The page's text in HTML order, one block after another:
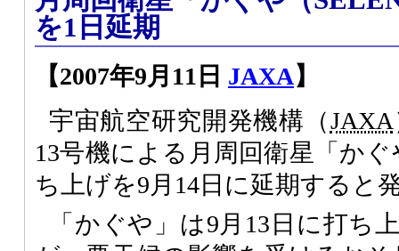
を1日延期
【2007年9月11日 JAXA】
宇宙航空研究開発機構（JAXA
13号機による月周回衛星「かぐ
ち上げを9月14日に延期すると
「かぐや」は9月13日に打ち